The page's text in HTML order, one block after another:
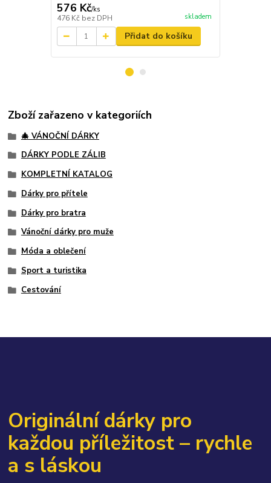
576 Kč/ks
476 Kč bez DPH skladem
Přidat do košíku
Zboží zařazeno v kategoriích
🎄 VÁNOČNÍ DÁRKY
DÁRKY PODLE ZÁLIB
KOMPLETNÍ KATALOG
Dárky pro přítele
Dárky pro bratra
Vánoční dárky pro muže
Móda a oblečení
Sport a turistika
Cestování
Originální dárky pro
každou příležitost – rychle
a s láskou